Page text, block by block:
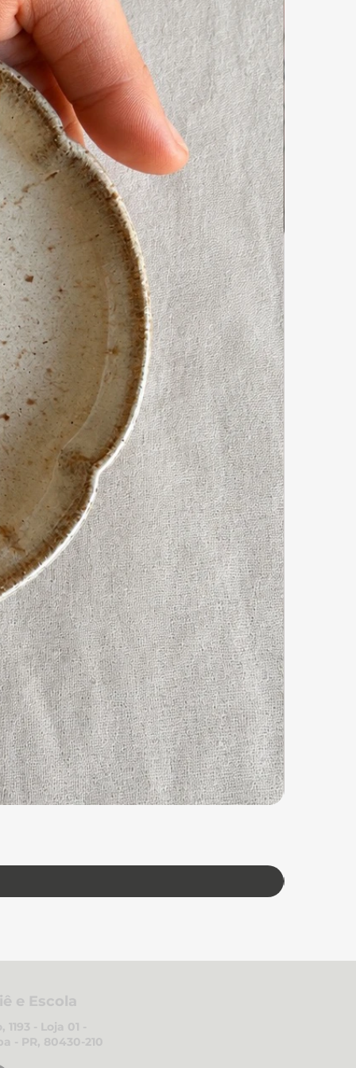
e Escola
- Loja 01 -
- PR, 80430-210